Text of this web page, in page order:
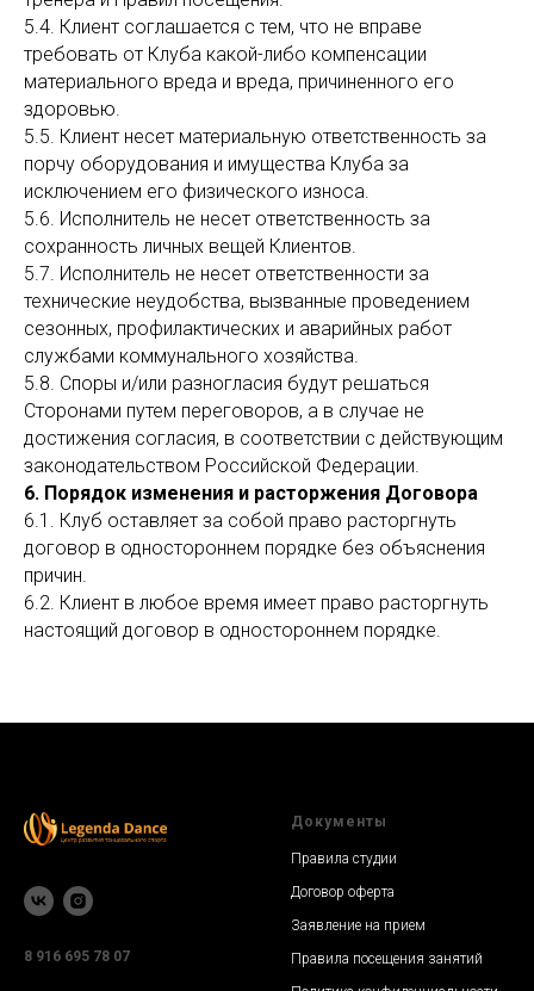
5.4. Клиент соглашается с тем, что не вправе
требовать от Клуба какой-либо компенсации
материального вреда и вреда, причиненного его
здоровью.
5.5. Клиент несет материальную ответственность за
порчу оборудования и имущества Клуба за
исключением его физического износа.
5.6. Исполнитель не несет ответственность за
сохранность личных вещей Клиентов.
5.7. Исполнитель не несет ответственности за
технические неудобства, вызванные проведением
сезонных, профилактических и аварийных работ
службами коммунального хозяйства.
5.8. Споры и/или разногласия будут решаться
Сторонами путем переговоров, а в случае не
достижения согласия, в соответствии с действующим
законодательством Российской Федерации.
6. Порядок изменения и расторжения Договора
6.1. Клуб оставляет за собой право расторгнуть
договор в одностороннем порядке без объяснения
причин.
6.2. Клиент в любое время имеет право расторгнуть
настоящий договор в одностороннем порядке.
8 916 695 78 07
Документы
Правила студии
Договор оферта
Заявление на прием
Правила посещения занятий